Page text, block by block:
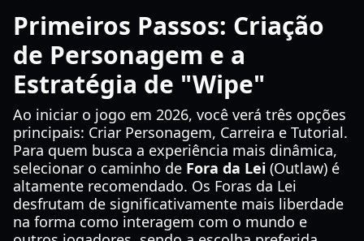
Primeiros Passos: Criação
de Personagem e a
Estratégia de "Wipe"
Ao iniciar o jogo em 2026, você verá três opções
principais: Criar Personagem, Carreira e Tutorial.
Para quem busca a experiência mais dinâmica,
selecionar o caminho de Fora da Lei (Outlaw) é
altamente recomendado. Os Foras da Lei
desfrutam de significativamente mais liberdade
na forma como interagem com o mundo e